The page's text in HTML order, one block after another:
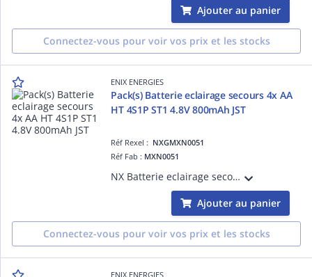
Ajouter au panier
Connectez-vous pour voir vos prix et les stocks
ENIX ENERGIES
Pack(s) Batterie eclairage secours 4x AA
HT 4S1P ST1 4.8V 800mAh JST
Réf Rexel : NXGMXN0051
Réf Fab : MXN0051
NX Batterie eclairage secours 4x AA HT 4S1P ST1 4.8V 800mAh JST vendu par Pack(s)
Ajouter au panier
Connectez-vous pour voir vos prix et les stocks
ENIX ENERGIES